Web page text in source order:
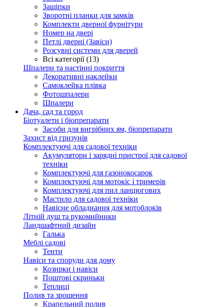
Защіпки
Зворотні планки для замків
Комплекти дверної фурнітури
Номер на двері
Петлі дверні (Завіси)
Розсувні системи для дверей
Всі категорії (13)
Шпалери та настінні покриття
Декоративні наклейки
Самоклейка плівка
Фотошпалери
Шпалери
Дача, сад та город
Біотуалети і біопрепарати
Засоби для вигрібних ям, біопрепарати
Захист від гризунів
Комплектуючі для садової техніки
Акумулятори і зарядні пристрої для садової
техніки
Комплектуючі для газонокосарок
Комплектуючі для мотокіс і тримерів
Комплектуючі для пил ланцюгових
Мастило для садової техніки
Навісне обладнання для мотоблоків
Літній душ та рукомийники
Ландшафтний дизайн
Галька
Меблі садові
Тенти
Навіси та споруди для дому
Козирки і навіси
Поштові скриньки
Теплиці
Полив та зрошення
Крапельний полив